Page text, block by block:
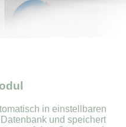
in einstellbaren
und speichert